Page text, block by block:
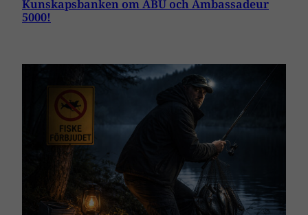
Kunskapsbanken om ABU och Ambassadeur
5000!